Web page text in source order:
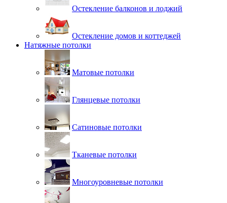
Остекление балконов и лоджий
Остекление домов и коттеджей
Натяжные потолки
Матовые потолки
Глянцевые потолки
Сатиновые потолки
Тканевые потолки
Многоуровневые потолки